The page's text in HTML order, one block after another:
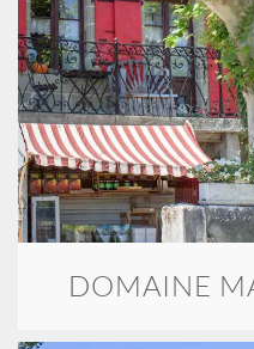
DOMAINE